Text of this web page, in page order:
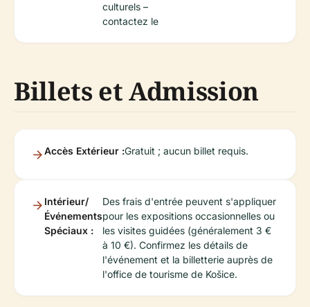
culturels –
contactez le
Billets et Admission
Accès Extérieur :Gratuit ; aucun billet requis.
Intérieur/
Événements
Spéciaux :
Des frais d'entrée peuvent s'appliquer
pour les expositions occasionnelles ou
les visites guidées (généralement 3 €
à 10 €). Confirmez les détails de
l'événement et la billetterie auprès de
l'office de tourisme de Košice.